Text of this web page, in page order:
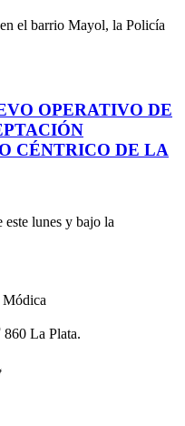
el barrio Mayol, la Policía
OPERATIVO DE
CÉNTRICO DE LA
lunes y bajo la
La Plata.